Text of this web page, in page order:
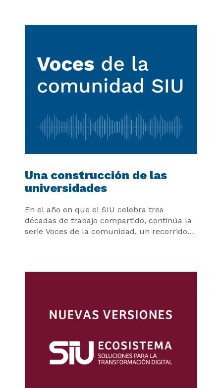
Una construcción de las
universidades
En el año en que el SIU celebra tres
décadas de trabajo compartido, continúa la
serie Voces de la comunidad, un recorrido